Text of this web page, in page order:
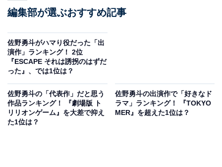
2位は、2025年に放送したドラマ『ESCAPE それは誘拐
のはずだった』（日本テレビ系）です。桜田ひよりさん
とダブル主演となった作品で、共に民放キー局GP帯ドラ
マ初主演となりました。
編集部が選ぶおすすめ記事
佐野勇斗がハマり役だった「出
演作」ランキング！ 2位
『ESCAPE それは誘拐のはずだ
った』、では1位は？
佐野勇斗の「代表作」だと思う
作品ランキング！ 『劇場版 ト
リリオンゲーム』を大差で抑え
た1位は？
佐野勇斗の出演作で「好きなド
ラマ」ランキング！ 『TOKYO
MER』を超えた1位は？